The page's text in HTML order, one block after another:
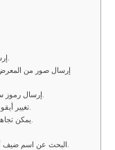
2 – إرسال رسائل كتابية خاصّة و عامة غير محدودة.
4 – إرسال رموز سمايلي في الغرف العامة والمحادثات الخاصّة.
5 – تغيير أيقونة أو صورة المتحدث الشخصية في الدردشة.
6 – يمكن تجاهل الرسائل الخاصّة و العامة من شخص معين.
8 – البحث عن اسم ضيف أو مستخدم في قائمة المتواجدين في الغرفة.